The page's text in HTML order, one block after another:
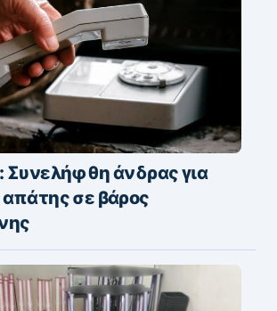
Συνελήφθη άνδρας για
σε βάρος